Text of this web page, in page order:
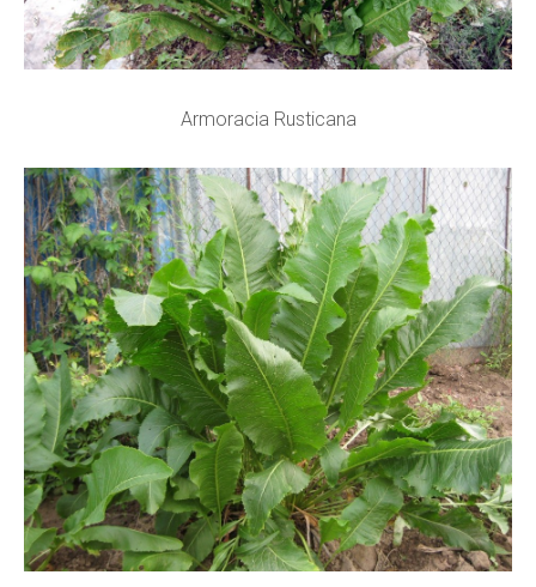
Armoracia Rusticana